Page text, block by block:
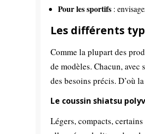
Pour les sportifs :
Les différents
Comme la plupart des
de modèles. Chacun,
des besoins précis. D’où
Le coussin shiatsu
Légers, compacts,